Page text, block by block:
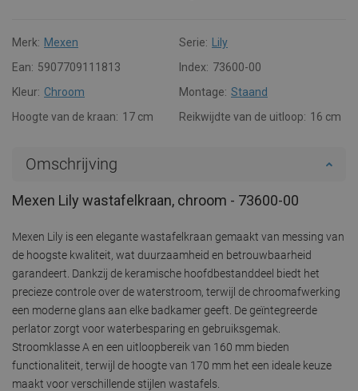
Merk: Mexen Serie:
Lily
Ean: 5907709111813 Index: 73600-00
Kleur: Chroom Montage: Staand
Hoogte van de kraan: 17 cm Reikwijdte van de uitloop: 16 cm
Omschrijving
Mexen Lily wastafelkraan, chroom - 73600-00
Mexen Lily is een elegante wastafelkraan gemaakt van messing van
de hoogste kwaliteit, wat duurzaamheid en betrouwbaarheid
garandeert. Dankzij de keramische hoofdbestanddeel biedt het
precieze controle over de waterstroom, terwijl de chroomafwerking
een moderne glans aan elke badkamer geeft. De geïntegreerde
perlator zorgt voor waterbesparing en gebruiksgemak.
Stroomklasse A en een uitloopbereik van 160 mm bieden
functionaliteit, terwijl de hoogte van 170 mm het een ideale keuze
maakt voor verschillende stijlen wastafels.